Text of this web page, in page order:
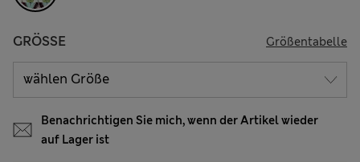
GRÖSSE Größentabelle
Benachrichtigen Sie mich, wenn der Artikel wieder
auf Lager ist